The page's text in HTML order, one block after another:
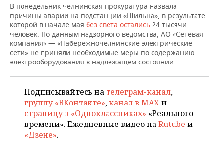
В понедельник челнинская прокуратура назвала
причины аварии на подстанции «Шильна», в результате
которой в начале мая без света остались 24 тысячи
человек. По данным надзорного ведомства, АО «Сетевая
компания» — «Набережночелнинские электрические
сети» не приняли необходимые меры по содержанию
электрооборудования в надлежащем состоянии.
Подписывайтесь на телеграм-канал,
группу «ВКонтакте»,канал в MAXи
страницу в «Одноклассниках» «Реального
времени». Ежедневные видео наRutube и
«Дзене».